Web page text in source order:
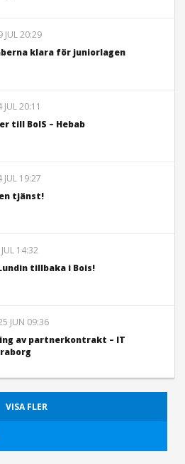
JUL 20:29
klara för juniorlagen
JUL 20:11
till BoIS – Hebab
JUL 19:27
tjänst!
JUL 14:32
tillbaka i Bois!
JUN 09:36
av partnerkontrakt – IT
VISA FLER